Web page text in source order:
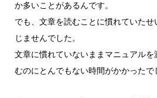
か多いことがあるんです。
でも、文章を読むことに慣れていた
じませんでした。
文章に慣れていないままマニュアル
むのにとんでもない時間がかかったで